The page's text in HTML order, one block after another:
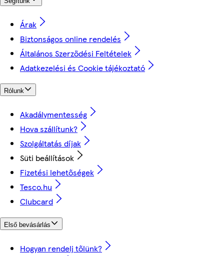
Árak
Biztonságos online rendelés
Általános Szerződési Feltételek
Adatkezelési és Cookie tájékoztató
Rólunk
Akadálymentesség
Hova szállítunk?
Szolgáltatás díjak
Süti beállítások
Fizetési lehetőségek
Tesco.hu
Clubcard
Első bevásárlás
Hogyan rendelj tőlünk?